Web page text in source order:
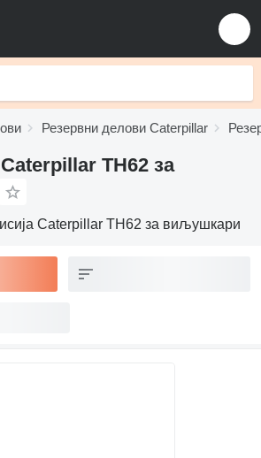
Резервни делови Caterpillar
TH62 за
Caterpillar TH62 за виљушкари